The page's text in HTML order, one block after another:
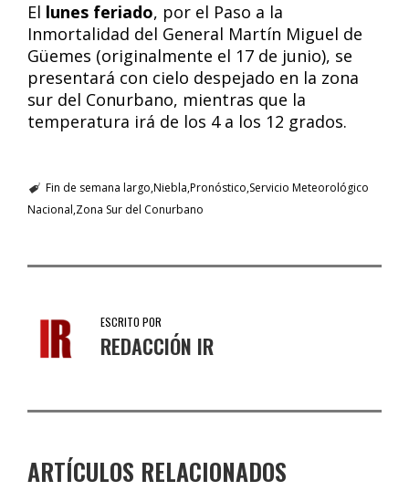
El lunes feriado, por el Paso a la
Inmortalidad del General Martín Miguel de
Güemes (originalmente el 17 de junio), se
presentará con cielo despejado en la zona
sur del Conurbano, mientras que la
temperatura irá de los 4 a los 12 grados.
Fin de semana largo Niebla Pronóstico Servicio Meteorológico
Nacional Zona Sur del Conurbano
ESCRITO POR
REDACCIÓN IR
ARTÍCULOS RELACIONADOS